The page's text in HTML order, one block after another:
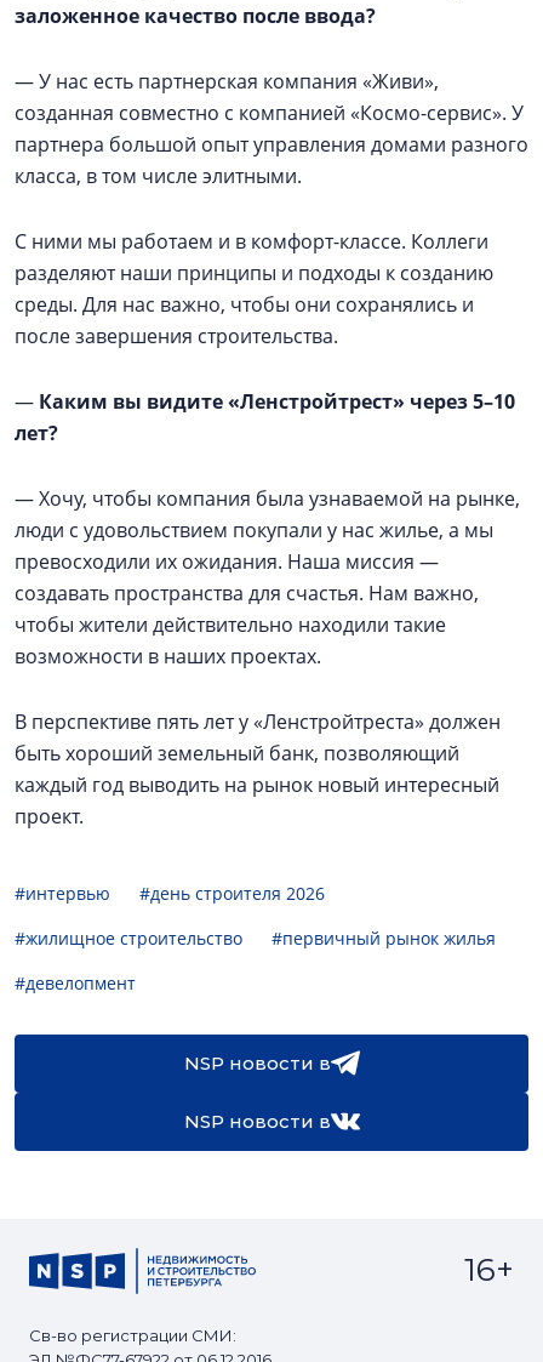
заложенное качество после ввода?
— У нас есть партнерская компания «Живи»,
созданная совместно с компанией «Космо-сервис». У
партнера большой опыт управления домами разного
класса, в том числе элитными.
С ними мы работаем и в комфорт-классе. Коллеги
разделяют наши принципы и подходы к созданию
среды. Для нас важно, чтобы они сохранялись и
после завершения строительства.
— Каким вы видите «Ленстройтрест» через 5–10
лет?
— Хочу, чтобы компания была узнаваемой на рынке,
люди с удовольствием покупали у нас жилье, а мы
превосходили их ожидания. Наша миссия —
создавать пространства для счастья. Нам важно,
чтобы жители действительно находили такие
возможности в наших проектах.
В перспективе пять лет у «Ленстройтреста» должен
быть хороший земельный банк, позволяющий
каждый год выводить на рынок новый интересный
проект.
#интервью
#день строителя 2026
#жилищное строительство
#первичный рынок жилья
#девелопмент
NSP новости в
NSP новости в
Св-во регистрации СМИ:
16+